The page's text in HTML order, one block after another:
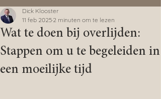
Wat te doen bij overlijden:
Stappen om u te begeleiden in
een moeilijke tijd
Dick Klooster
11 feb 2025 2 minuten om te lezen